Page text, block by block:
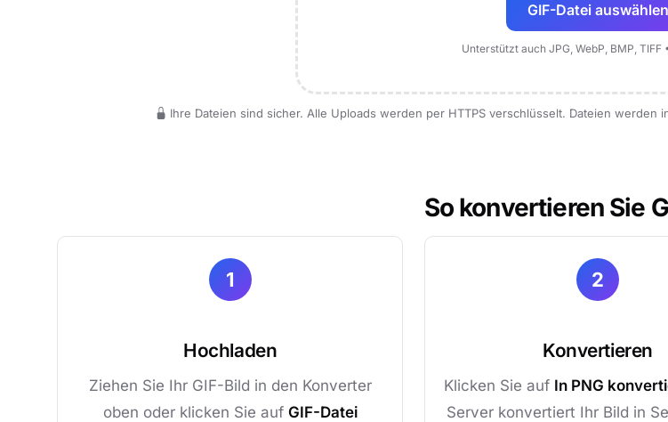
GIF-Datei auswählen
Unterstützt auch JPG, WebP, BMP, TIFF
Ihre Dateien sind sicher. Alle Uploads werden per HTTPS verschlüsselt. Dateien
So konvertieren Sie
1
Hochladen
Ziehen Sie Ihr GIF-Bild in den Konverter
oben oder klicken Sie auf GIF-Datei
2
Konvertieren
Klicken Sie auf In PNG
Server konvertiert Ihr Bild in